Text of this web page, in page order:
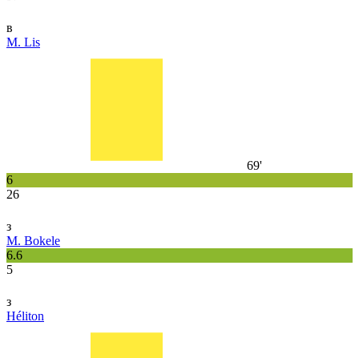
в
M. Lis
69'
6
26
з
M. Bokele
6.6
5
з
Héliton